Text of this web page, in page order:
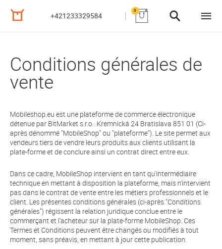
+421233329584
0
Conditions générales de
vente
Mobileshop.eu est une plateforme de commerce électronique
détenue par BitMarket s.r.o.. Kremnická 24 Bratislava 851 01 (Ci-
après dénommé "MobileShop" ou "plateforme"). Le site permet aux
vendeurs tiers de vendre leurs produits aux clients utilisant la
plate-forme et de conclure ainsi un contrat direct entre eux.
Dans ce cadre, MobileShop intervient en tant qu'intermédiaire
technique en mettant à disposition la plateforme, mais n'intervient
pas dans le contrat de vente entre les métiers professionnels et le
client. Les présentes conditions générales (ci-après "Conditions
générales") régissent la relation juridique conclue entre le
commerçant et l'acheteur sur la plate-forme MobileShop. Ces
Termes et Conditions peuvent être changés ou modifiés à tout
moment, sans préavis, en mettant à jour cette publication.